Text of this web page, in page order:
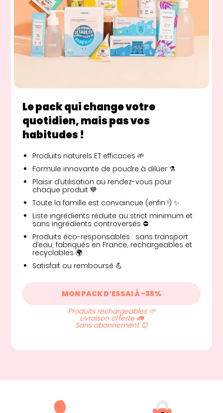
Le pack qui change votre
quotidien, mais pas vos
habitudes !
Produits naturels ET efficaces 🌱
Formule innovante de poudre à diluer ⚗️
Plaisir d’utilisation au rendez-vous pour
chaque produit 💙
Toute la famille est convaincue (enfin !) ✨
Liste ingrédients réduite au strict minimum et
sans ingrédients controversés ⛔️
Produits éco-responsables : sans transport
d’eau, fabriqués en France, rechargeables et
recyclables 🌍
Satisfait ou remboursé 💪
MON PACK D’ESSAI À -35%
Produits rechargeables 🌱
Livraison offerte 🚛
Sans abonnement 😊